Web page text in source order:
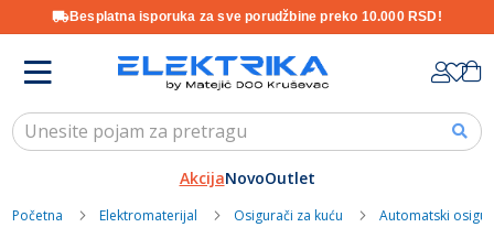
Besplatna isporuka za sve porudžbine preko 10.000 RSD!
Content
AkcijaNovoOutlet
Početna Elektromaterijal Osigurači za kuću Automatski